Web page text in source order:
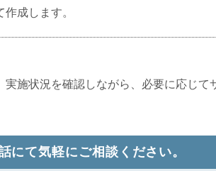
成します。
施状況を確認しながら、必要に応じて
にて気軽にご相談ください。